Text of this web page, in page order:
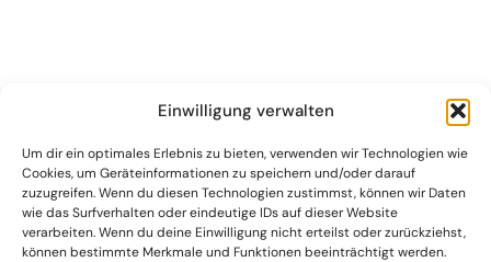
Einwilligung verwalten
Um dir ein optimales Erlebnis zu bieten, verwenden wir Technologien wie
Cookies, um Geräteinformationen zu speichern und/oder darauf
zuzugreifen. Wenn du diesen Technologien zustimmst, können wir Daten
wie das Surfverhalten oder eindeutige IDs auf dieser Website
verarbeiten. Wenn du deine Einwilligung nicht erteilst oder zurückziehst,
können bestimmte Merkmale und Funktionen beeinträchtigt werden.